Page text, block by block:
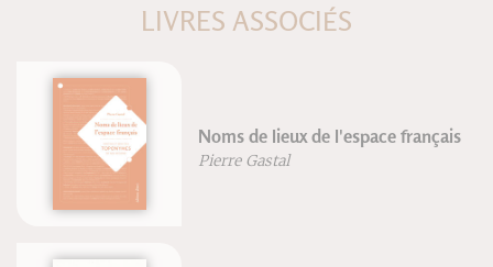
LIVRES ASSOCIÉS
Noms de lieux de l'espace français
Pierre Gastal